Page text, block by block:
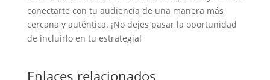
conectarte con tu audiencia de una manera más
cercana y auténtica. ¡No dejes pasar la oportunidad
de incluirlo en tu estrategia!
Enlaces relacionados